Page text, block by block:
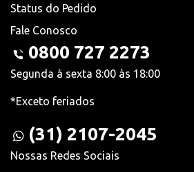
Status do Pedido
Fale Conosco
0800 727 2273
Segunda à sexta 8:00 às 18:00
*Exceto feriados
(31) 2107-2045
Nossas Redes Sociais